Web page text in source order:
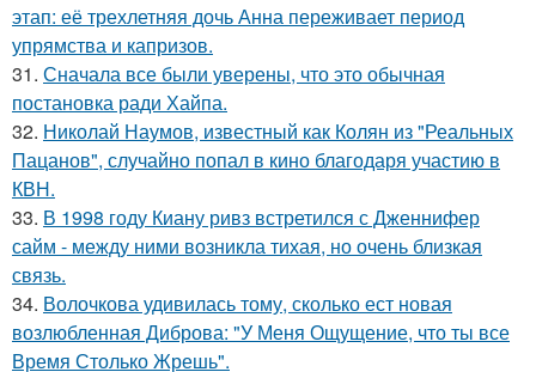
этап: её трехлетняя дочь Анна переживает период
упрямства и капризов.
31. Сначала все были уверены, что это обычная
постановка ради Хайпа.
32. Николай Наумов, известный как Колян из "Реальных
Пацанов", случайно попал в кино благодаря участию в
КВН.
33. В 1998 году Киану ривз встретился с Дженнифер
сайм - между ними возникла тихая, но очень близкая
связь.
34. Волочкова удивилась тому, сколько ест новая
возлюбленная Диброва: "У Меня Ощущение, что ты все
Время Столько Жрешь".